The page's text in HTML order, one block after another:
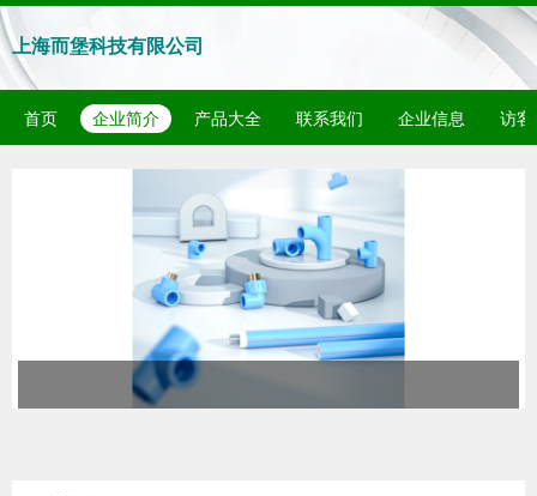
上海而堡科技有限公司
首页 企业简介 产品大全 联系我们 企业信息 访客